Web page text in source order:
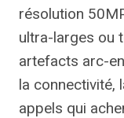
résolution
ultra-larges ou
artefacts arc-
la connectivité,
appels qui